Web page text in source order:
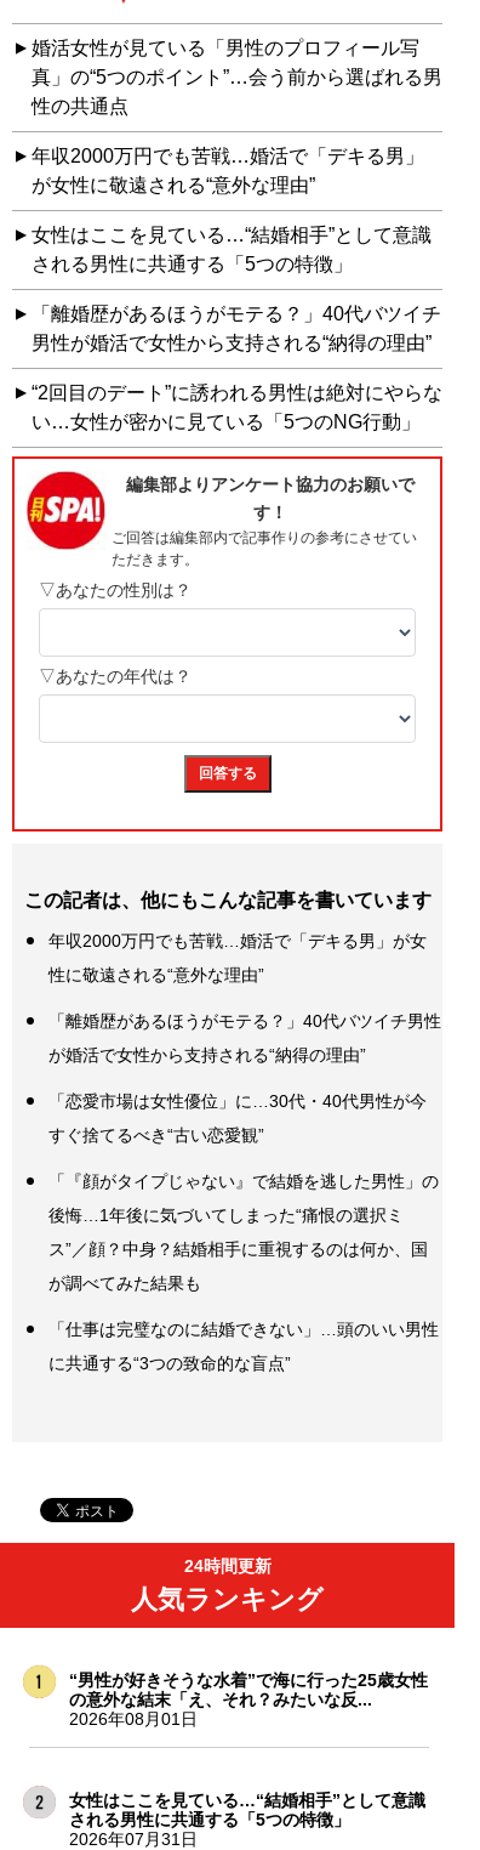
婚活女性が見ている「男性のプロフィール写
真」の“5つのポイント”…会う前から選ばれる男
性の共通点
年収2000万円でも苦戦…婚活で「デキる男」
が女性に敬遠される“意外な理由”
女性はここを見ている…“結婚相手”として意識
される男性に共通する「5つの特徴」
「離婚歴があるほうがモテる？」40代バツイチ
男性が婚活で女性から支持される“納得の理由”
“2回目のデート”に誘われる男性は絶対にやらな
い…女性が密かに見ている「5つのNG行動」
この記者は、他にもこんな記事を書いています
年収2000万円でも苦戦…婚活で「デキる男」が女
性に敬遠される“意外な理由”
「離婚歴があるほうがモテる？」40代バツイチ男性
が婚活で女性から支持される“納得の理由”
「恋愛市場は女性優位」に…30代・40代男性が今
すぐ捨てるべき“古い恋愛観”
「『顔がタイプじゃない』で結婚を逃した男性」の
後悔…1年後に気づいてしまった“痛恨の選択ミ
ス”／顔？中身？結婚相手に重視するのは何か、国
が調べてみた結果も
「仕事は完璧なのに結婚できない」…頭のいい男性
に共通する“3つの致命的な盲点”
24時間更新
人気ランキング
“男性が好きそうな水着”で海に行った25歳女性
の意外な結末「え、それ？みたいな反...
2026年08月01日
女性はここを見ている…“結婚相手”として意識
される男性に共通する「5つの特徴」
2026年07月31日